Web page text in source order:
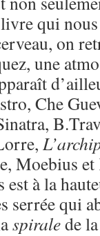
qui
on
une
Che
Moebius
à la
serrée qui
spiralede